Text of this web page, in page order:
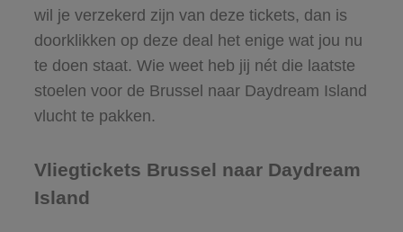
wil je verzekerd zijn van deze tickets, dan is
doorklikken op deze deal het enige wat jou nu
te doen staat. Wie weet heb jij nét die laatste
stoelen voor de Brussel naar Daydream Island
vlucht te pakken.
Vliegtickets Brussel naar Daydream
Island